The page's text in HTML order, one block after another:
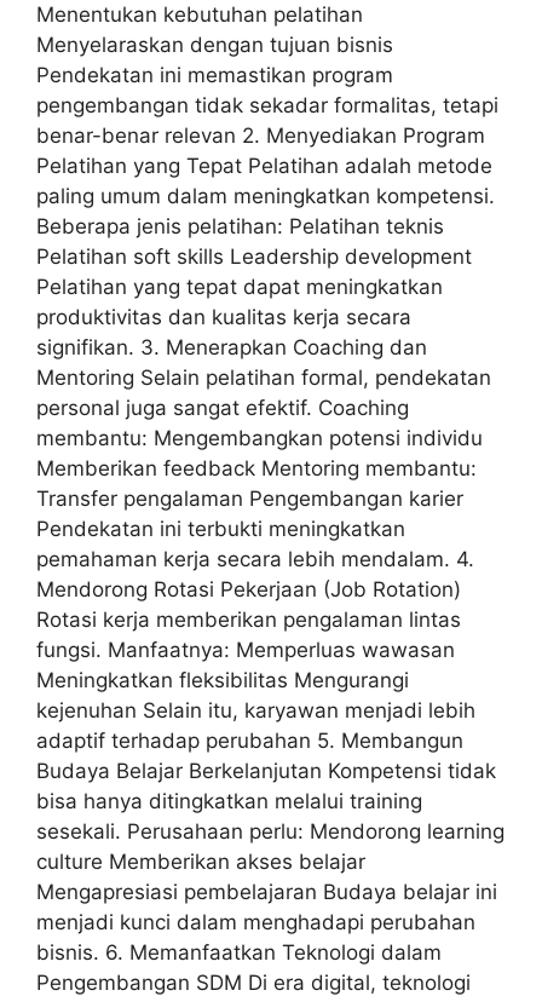
Menentukan kebutuhan pelatihan
Menyelaraskan dengan tujuan bisnis
Pendekatan ini memastikan program
pengembangan tidak sekadar formalitas, tetapi
benar-benar relevan 2. Menyediakan Program
Pelatihan yang Tepat Pelatihan adalah metode
paling umum dalam meningkatkan kompetensi.
Beberapa jenis pelatihan: Pelatihan teknis
Pelatihan soft skills Leadership development
Pelatihan yang tepat dapat meningkatkan
produktivitas dan kualitas kerja secara
signifikan. 3. Menerapkan Coaching dan
Mentoring Selain pelatihan formal, pendekatan
personal juga sangat efektif. Coaching
membantu: Mengembangkan potensi individu
Memberikan feedback Mentoring membantu:
Transfer pengalaman Pengembangan karier
Pendekatan ini terbukti meningkatkan
pemahaman kerja secara lebih mendalam. 4.
Mendorong Rotasi Pekerjaan (Job Rotation)
Rotasi kerja memberikan pengalaman lintas
fungsi. Manfaatnya: Memperluas wawasan
Meningkatkan fleksibilitas Mengurangi
kejenuhan Selain itu, karyawan menjadi lebih
adaptif terhadap perubahan 5. Membangun
Budaya Belajar Berkelanjutan Kompetensi tidak
bisa hanya ditingkatkan melalui training
sesekali. Perusahaan perlu: Mendorong learning
culture Memberikan akses belajar
Mengapresiasi pembelajaran Budaya belajar ini
menjadi kunci dalam menghadapi perubahan
bisnis. 6. Memanfaatkan Teknologi dalam
Pengembangan SDM Di era digital, teknologi